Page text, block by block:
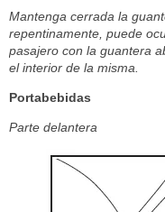
Mantenga cerrada la
repentinamente, puede
pasajero con la guantera
el interior de la misma.
Portabebidas
Parte delantera